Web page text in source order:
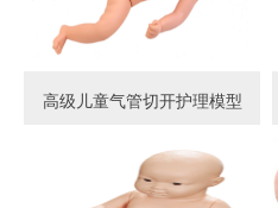
高级儿童气管切开护理模型